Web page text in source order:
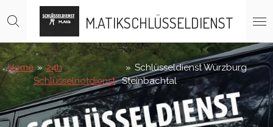
Hauptinhalt
springen
M.ATIKSCHLÜSSELDIENST
Home » 24h
Schlüsselnotdienst
» Schlüsseldienst Würzburg
Steinbachtal